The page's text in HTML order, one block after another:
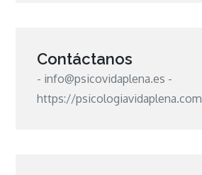
Contáctanos
- info@psicovidaplena.es -
https://psicologiavidaplena.com